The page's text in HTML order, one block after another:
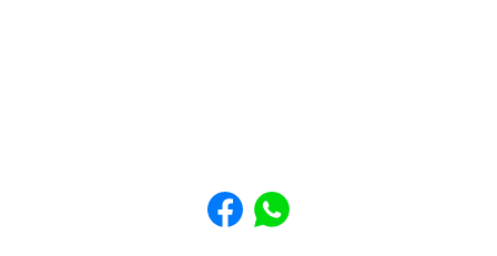
Share to Facebook
Share to WhatsApp